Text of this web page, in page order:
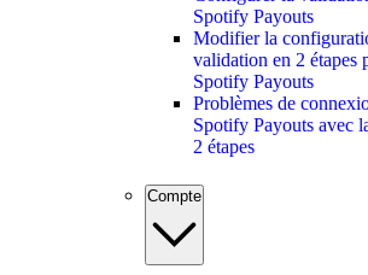
Spotify Payouts
Modifier la
validation en 2 étapes
Spotify Payouts
Problèmes de
Spotify Payouts avec
2 étapes
Compte